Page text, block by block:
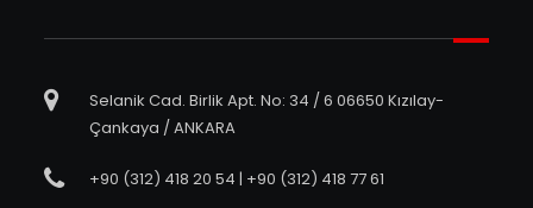
Selanik Cad. Birlik Apt. No: 34 / 6 06650 Kızılay-
Çankaya / ANKARA
+90 (312) 418 20 54 | +90 (312) 418 77 61